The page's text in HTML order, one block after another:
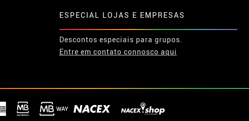
ESPECIAL LOJAS E EMPRESAS
Descontos especiais para grupos.
Entre em contato connosco aqui